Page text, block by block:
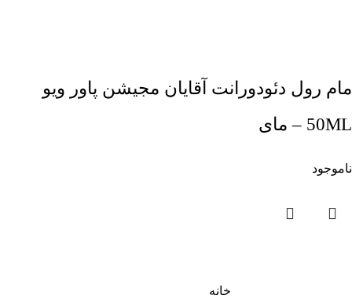
مام رول دئودورانت آقایان مجیشن پاور ویو
50ML – مای
ناموجود
خانه